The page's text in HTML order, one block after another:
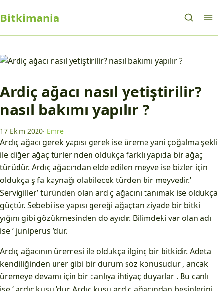
Bitkimania
Ardiç ağacı nasıl yetiştirilir?
nasıl bakımı yapılır ?
17 Ekim 2020· Emre
Ardıç ağacı gerek yapısı gerek ise üreme yani çoğalma şekli
ile diğer ağaç türlerinden oldukça farklı yapıda bir ağaç
türüdür. Ardıç ağacından elde edilen meyve ise bizler için
oldukça şifa kaynağı olabilecek türden bir meyvedir.’
Servigiller’ türünden olan ardıç ağacını tanımak ise oldukça
güçtür. Sebebi ise yapısı gereği ağaçtan ziyade bir bitki
yığını gibi gözükmesinden dolayıdır. Bilimdeki var olan adı
ise ‘ juniperus ’dur.
Ardıç ağacının üremesi ile oldukça ilginç bir bitkidir. Adeta
kendiliğinden ürer gibi bir durum söz konusudur , ancak
üremeye devamı için bir canlıya ihtiyaç duyarlar . Bu canlı